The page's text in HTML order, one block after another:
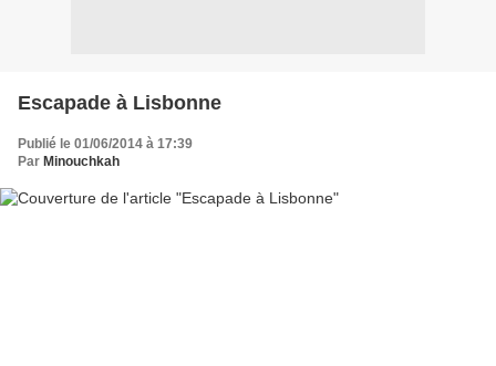
Escapade à Lisbonne
Publié le 01/06/2014 à 17:39
Par Minouchkah